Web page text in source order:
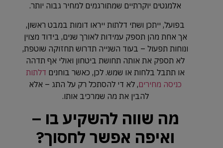
אלמנטים יוקרתיים שמתורגמים למחיר גבוה יותר.
בפועל, ייתכן ושתי דלתות ייראו דומות במבט ראשון,
אך אחת מהן תספק עמידות לאורך שנים, בידוד מצוין
ונוחות תפעול – בעוד השנייה תדרוש תחזוקה שוטפת,
לא תספק את אותה תחושת ביטחון ואולי אף תדהה
או תתבל בלחות או שמש. לכן, כאשר בוחנים דלתות
כניסה מחירים, לא די להסתכל רק על התג – אלא
להבין את מה שמרכיב אותו.
מה שווה להשקיע בו –
ואיפה אפשר לחסוך?